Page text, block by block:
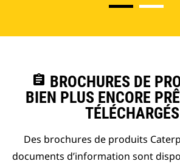
assignment BROCHURES DE
BIEN PLUS ENCORE
Des brochures de produits
documents d’information sont